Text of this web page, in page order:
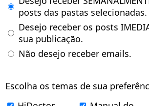
posts das pastas selecionadas.
Desejo receber os posts
sua publicação.
Não desejo receber emails.
Escolha os temas de sua